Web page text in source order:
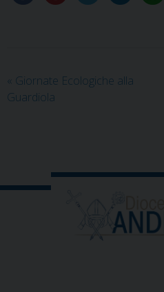
« Giornate Ecologiche alla
Guardiola